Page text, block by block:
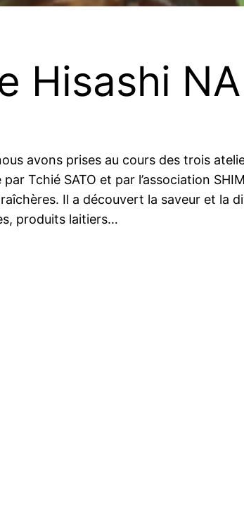
Hisashi
avons prises au cours des trois
Tchié SATO et par l’association
Il a découvert la saveur et la
produits laitiers…